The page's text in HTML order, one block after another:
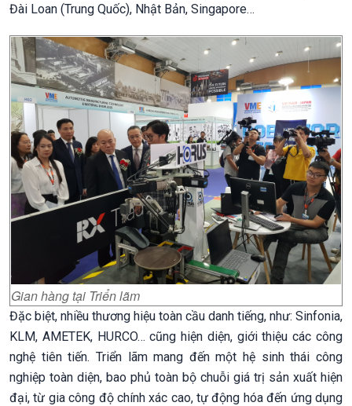
Đài Loan (Trung Quốc), Nhật Bản, Singapore…
Gian hàng tại Triển lãm
Đặc biệt, nhiều thương hiệu toàn cầu danh tiếng, như: Sinfonia,
KLM, AMETEK, HURCO… cũng hiện diện, giới thiệu các công
nghệ tiên tiến. Triển lãm mang đến một hệ sinh thái công
nghiệp toàn diện, bao phủ toàn bộ chuỗi giá trị sản xuất hiện
đại, từ gia công độ chính xác cao, tự động hóa đến ứng dụng